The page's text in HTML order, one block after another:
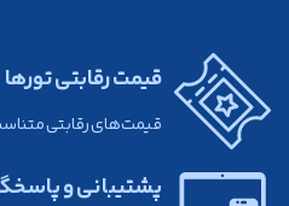
قیمت رقابتی تورها
قیمت‌های رقابتی
پشتیبانی و